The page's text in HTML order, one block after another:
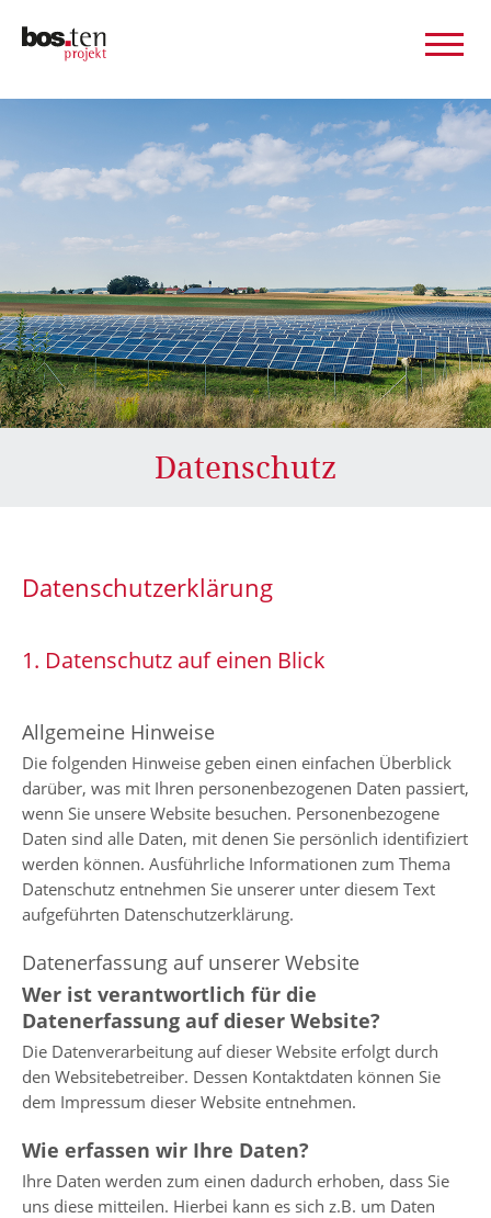
Datenschutz
Datenschutzerklärung
1. Datenschutz auf einen Blick
Allgemeine Hinweise
Die folgenden Hinweise geben einen einfachen Überblick
darüber, was mit Ihren personenbezogenen Daten passiert,
wenn Sie unsere Website besuchen. Personenbezogene
Daten sind alle Daten, mit denen Sie persönlich identifiziert
werden können. Ausführliche Informationen zum Thema
Datenschutz entnehmen Sie unserer unter diesem Text
aufgeführten Datenschutzerklärung.
Datenerfassung auf unserer Website
Wer ist verantwortlich für die
Datenerfassung auf dieser Website?
Die Datenverarbeitung auf dieser Website erfolgt durch
den Websitebetreiber. Dessen Kontaktdaten können Sie
dem Impressum dieser Website entnehmen.
Wie erfassen wir Ihre Daten?
Ihre Daten werden zum einen dadurch erhoben, dass Sie
uns diese mitteilen. Hierbei kann es sich z.B. um Daten